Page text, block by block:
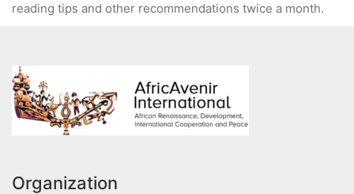
reading tips and other recommendations twice a month.
Organization